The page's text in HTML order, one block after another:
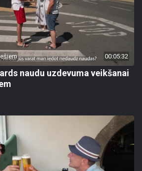
00:05:32
naudu uzdevuma veikšanai